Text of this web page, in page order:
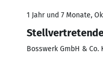
1 Jahr und 7 Monate,
Bosswerk GmbH & Co.